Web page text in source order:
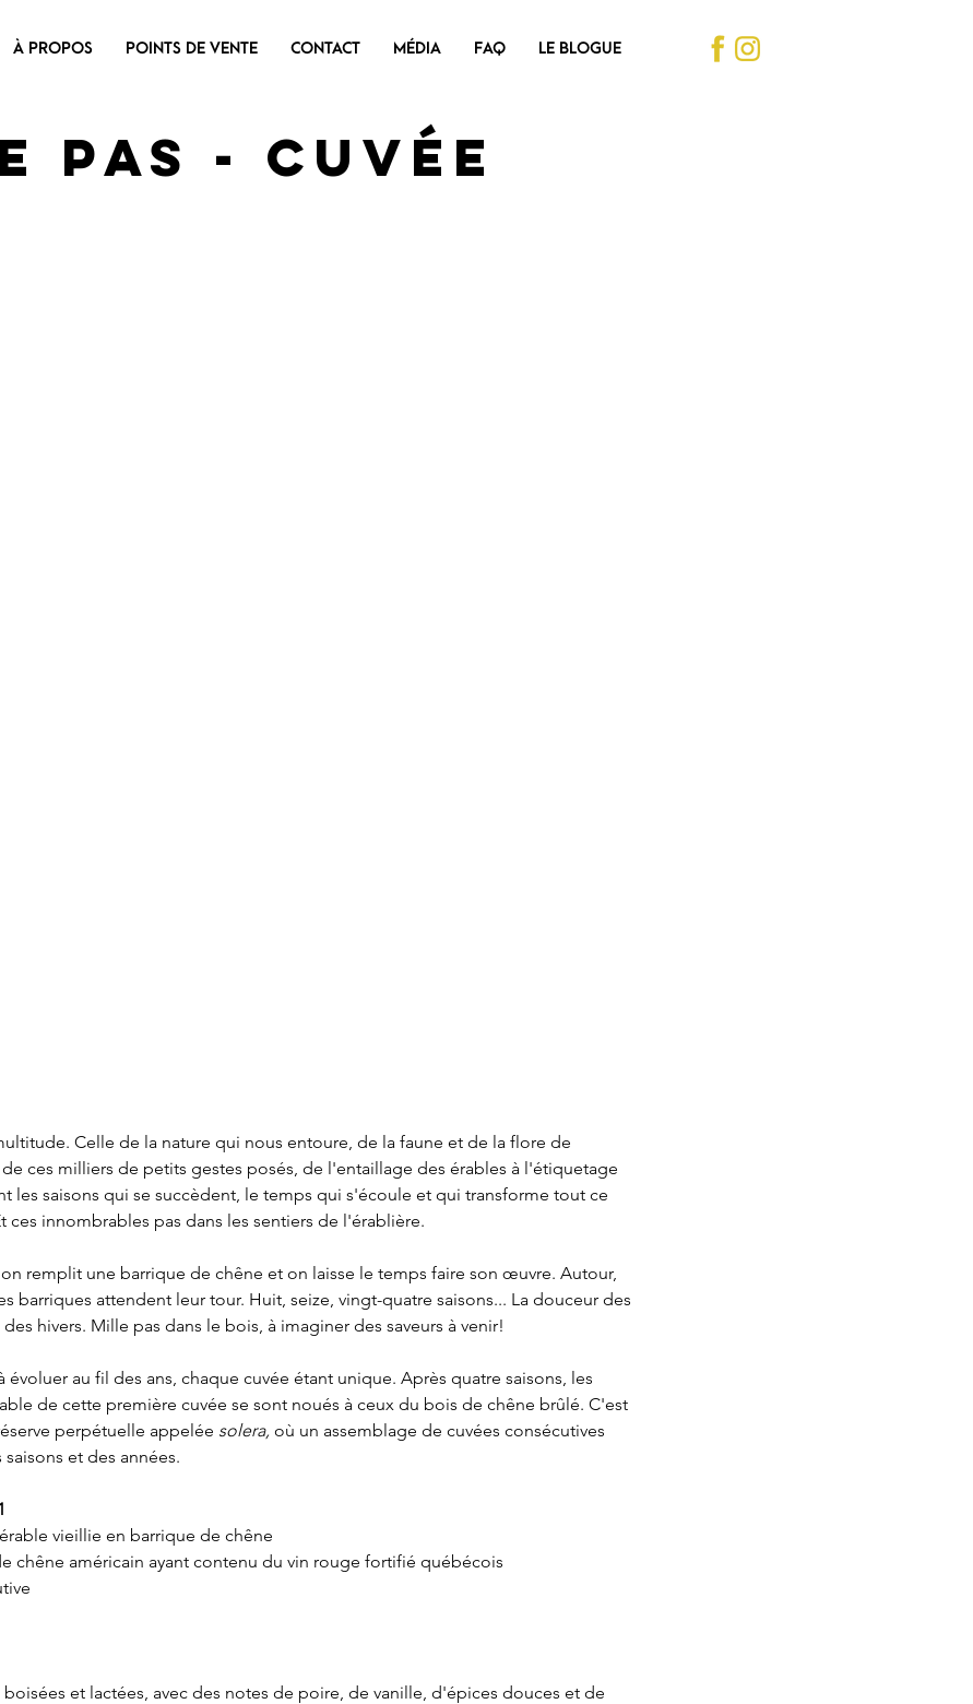
À PROPOS POINTS DE VENTE CONTACT MÉDIA FAQ LE BLOGUE
pas - Cuvée
Celle de la nature qui nous entoure, de la faune et de la flore de
ces milliers de petits gestes posés, de l'entaillage des érables à l'étiquetage
les saisons qui se succèdent, le temps qui s'écoule et qui transforme tout ce
ces innombrables pas dans les sentiers de l'érablière.
remplit une barrique de chêne et on laisse le temps faire son œuvre. Autour,
barriques attendent leur tour. Huit, seize, vingt-quatre saisons... La douceur des
hivers. Mille pas dans le bois, à imaginer des saveurs à venir!
évoluer au fil des ans, chaque cuvée étant unique. Après quatre saisons, les
de cette première cuvée se sont noués à ceux du bois de chêne brûlé. C'est
perpétuelle appelée solera, où un assemblage de cuvées consécutives
et des années.
vieillie en barrique de chêne
chêne américain ayant contenu du vin rouge fortifié québécois
boisées et lactées, avec des notes de poire, de vanille, d'épices douces et de